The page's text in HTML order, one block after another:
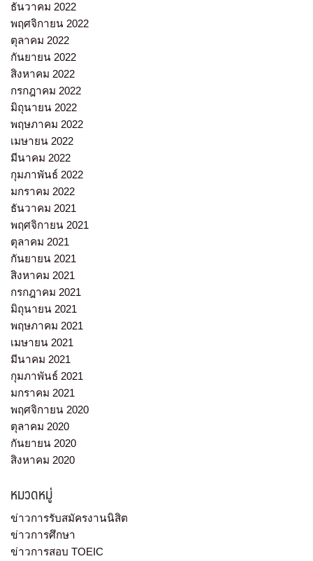
ธันวาคม 2022
พฤศจิกายน 2022
ตุลาคม 2022
กันยายน 2022
สิงหาคม 2022
กรกฎาคม 2022
มิถุนายน 2022
พฤษภาคม 2022
เมษายน 2022
มีนาคม 2022
กุมภาพันธ์ 2022
มกราคม 2022
ธันวาคม 2021
พฤศจิกายน 2021
ตุลาคม 2021
กันยายน 2021
สิงหาคม 2021
กรกฎาคม 2021
มิถุนายน 2021
พฤษภาคม 2021
เมษายน 2021
มีนาคม 2021
กุมภาพันธ์ 2021
มกราคม 2021
พฤศจิกายน 2020
ตุลาคม 2020
กันยายน 2020
สิงหาคม 2020
หมวดหมู่
ข่าวการรับสมัครงานนิสิต
ข่าวการศึกษา
ข่าวการสอบ TOEIC